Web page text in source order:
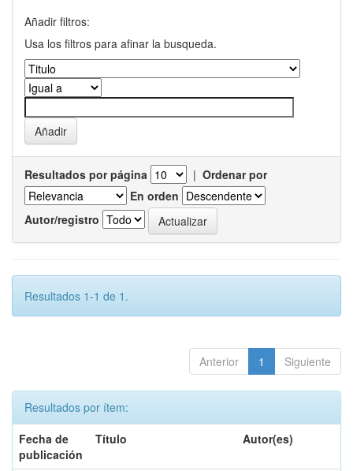
Añadir filtros:
Usa los filtros para afinar la busqueda.
Resultados por página | Ordenar por
En orden
Autor/registro
Resultados 1-1 de 1.
Anterior 1 Siguiente
Resultados por ítem:
Fecha de
publicación
Título Autor(es)